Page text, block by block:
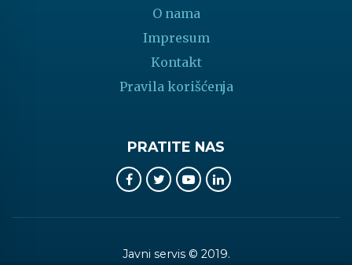
O nama
Impresum
Kontakt
Pravila korišćenja
PRATITE NAS
Javni servis © 2019.